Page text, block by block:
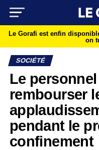
Le Gorafi est enfin
on
SOCIÉTÉ
Le
rembourser
pendant le
confinement